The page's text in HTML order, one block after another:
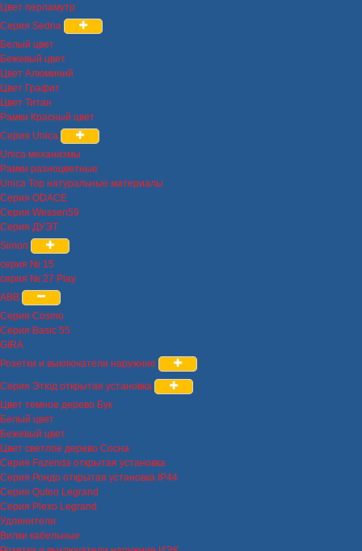
Цвет перламутр
Серия Sedna
Белый цвет
Бежевый цвет
Цвет Алюминий
Цвет Графит
Цвет Титан
Рамки Красный цвет
Серия Unica
Unica механизмы
Рамки разноцветные
Unica Top натуральные материалы
Серия ODACE
Серия Wessen59
Серия ДУЭТ
Simon
серия № 15
серия № 27 Play
ABB
Серия Cosmo
Серия Basic 55
GIRA
Розетки и выключатели наружние
Серия Этюд открытая установка
Цвет темное дерево Бук
Белый цвет
Бежевый цвет
Цвет светлое дерево Сосна
Серия Fazenda открытая установка
Серия Рондо открытая установка IP44
Серия Quteo Legrand
Серия Plexo Legrand
Удлинители
Вилки кабельные